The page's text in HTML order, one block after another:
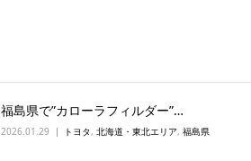
福島県で”カローラフィルダー”…
2026.01.29 トヨタ, 北海道・東北エリア, 福島県